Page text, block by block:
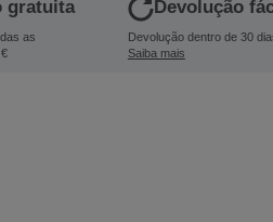
gratuita
as
Devolução
Devolução dentro de 30
Saiba mais